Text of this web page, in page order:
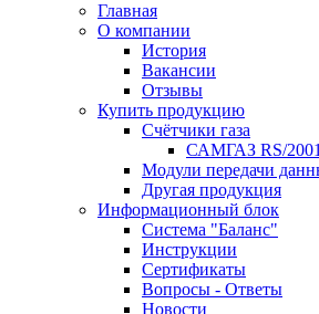
Главная
О компании
История
Вакансии
Отзывы
Купить продукцию
Счётчики газа
САМГАЗ RS/
Модули передачи
Другая продукция
Информационный блок
Система "Баланс"
Инструкции
Cертификаты
Вопросы - Ответы
Новости